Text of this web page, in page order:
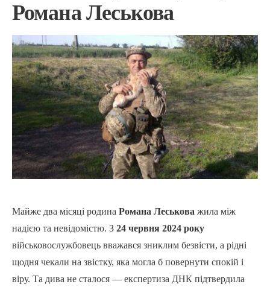
Романа Леськова
Майже два місяці родина Романа Леськова жила між
надією та невідомістю. З 24 червня 2024 року
військовослужбовець вважався зниклим безвісти, а рідні
щодня чекали на звістку, яка могла б повернути спокій і
віру. Та дива не сталося — експертиза ДНК підтвердила